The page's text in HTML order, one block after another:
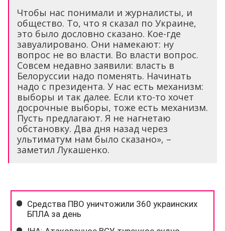
Чтобы нас понимали и журналисты, и
общество. То, что я сказал по Украине,
это было дословно сказано. Кое-где
завуалировано. Они намекают: ну
вопрос не во власти. Во власти вопрос.
Совсем недавно заявили: власть в
Белоруссии надо поменять. Начинать
надо с президента. У нас есть механизм:
выборы и так далее. Если кто-то хочет
досрочные выборы, тоже есть механизм.
Пусть предлагают. Я не нагнетаю
обстановку. Два дня назад через
ультиматум нам было сказано», –
заметил Лукашенко.